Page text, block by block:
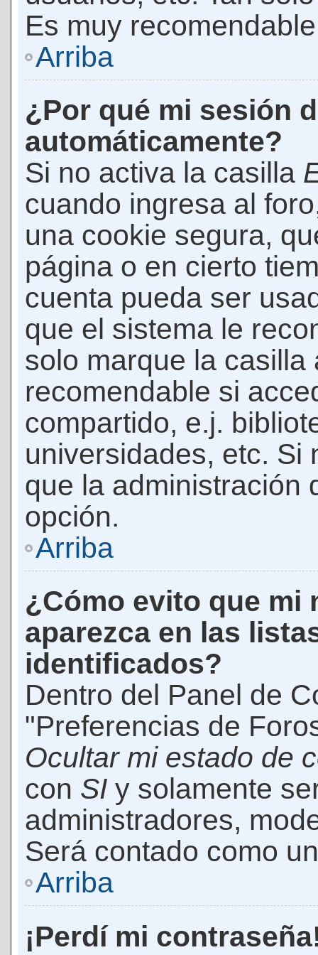
Es muy
Arriba
¿Por qué mi sesión
automáticamente?
Si no activa la casilla
cuando ingresa al
una cookie segura,
página o en cierto
cuenta pueda ser
que el sistema le
solo marque la casilla
recomendable si
compartido, e.j.
universidades, etc. Si
que la administración
opción.
Arriba
¿Cómo evito que mi
aparezca en las
identificados?
Dentro del Panel de
"Preferencias de
Ocultar mi estado de
con SI y solamente
administradores,
Será contado como
Arriba
¡Perdí mi